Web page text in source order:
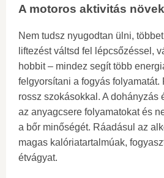
A motoros aktivitás
Nem tudsz nyugodtan ülni,
liftezést váltsd fel lépcsőzéssel,
hobbit – mindez segít több
felgyorsítani a fogyás folyamatát.
rossz szokásokkal. A dohányzás
az anyagcsere folyamatokat és
a bőr minőségét. Ráadásul az
magas kalóriatartalmúak,
étvágyat.